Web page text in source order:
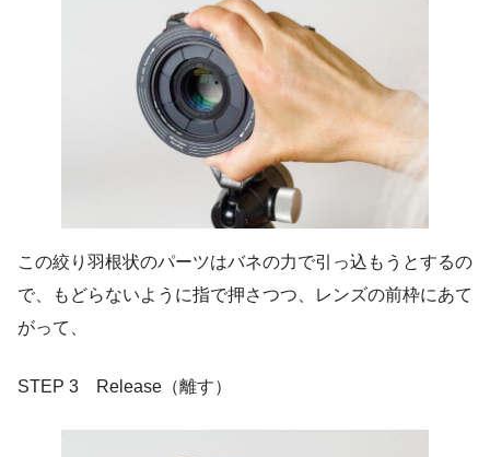
この絞り羽根状のパーツはバネの力で引っ込もうとするの
で、もどらないように指で押さつつ、レンズの前枠にあて
がって、
STEP 3 Release（離す）